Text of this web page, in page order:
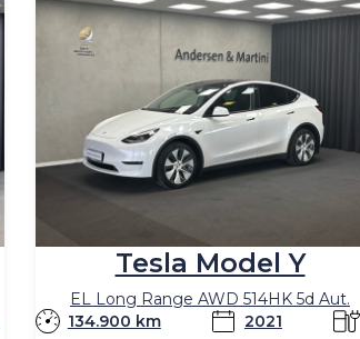
Tesla Model Y
EL Long Range AWD 514HK 5d Aut.
134.900 km
2021